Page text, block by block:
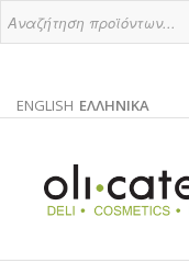
ENGLISH ΕΛΛΗΝΙΚΑ
EL